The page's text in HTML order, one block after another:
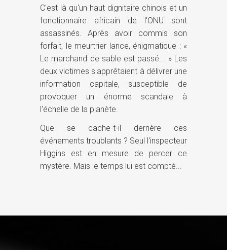
C'est là qu'un haut dignitaire chinois et un
fonctionnaire africain de l'ONU sont
assassinés. Après avoir commis son
forfait, le meurtrier lance, énigmatique : «
Le marchand de sable est passé... » Les
deux victimes s'apprêtaient à délivrer une
information capitale, susceptible de
provoquer un énorme scandale à
l'échelle de la planète.
Que se cache-t-il derrière ces
événements troublants ? Seul l'inspecteur
Higgins est en mesure de percer ce
mystère. Mais le temps lui est compté...